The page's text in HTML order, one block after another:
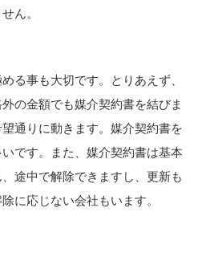
ん。
る事も大切です。とりあえず、
の金額でも媒介契約書を結びま
通りに動きます。媒介契約書を
です。また、媒介契約書は基本
途中で解除できますし、更新も
に応じない会社もいます。